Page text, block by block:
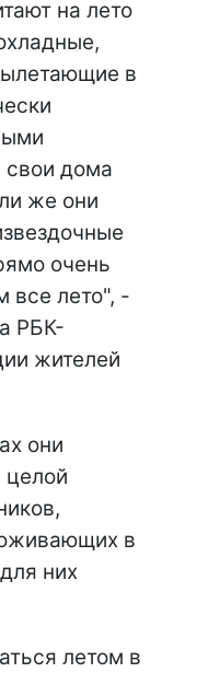
на лето
в
свои дома
же они
очень
все лето", -
РБК-
жителей
они
целой
в
них
летом в